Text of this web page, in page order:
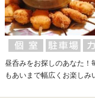
昼呑みをお探しのあなた！
もあいまで幅広くお楽しみ